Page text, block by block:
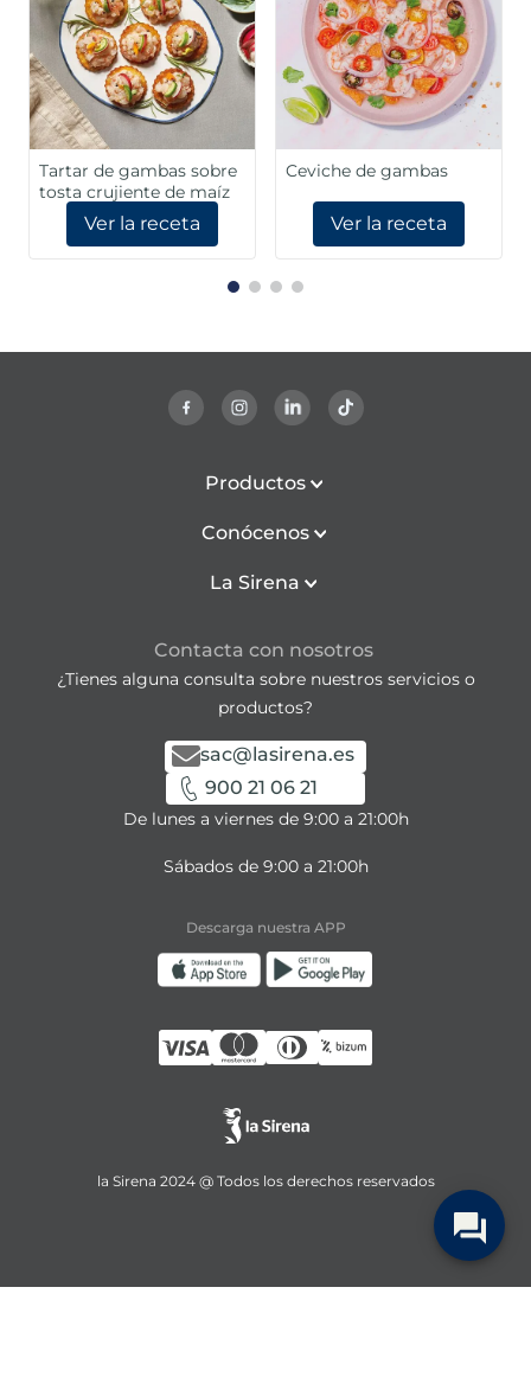
Tartar de gambas sobre
tosta crujiente de maíz
Ver la receta
Ceviche de gambas
Ver la receta
Productos
Conócenos
La Sirena
Contacta con nosotros
¿Tienes alguna consulta sobre nuestros servicios o
productos?
sac@lasirena.es
900 21 06 21
De lunes a viernes de 9:00 a 21:00h
Sábados de 9:00 a 21:00h
Descarga nuestra APP
la Sirena 2024 @ Todos los derechos reservados